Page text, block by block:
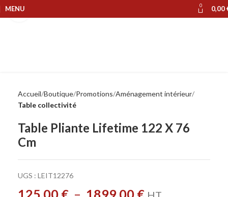
MENU 0 0,00
Accueil Boutique Promotions Aménagement intérieur
Table collectivité
Table Pliante Lifetime 122 X 76
Cm
UGS : LEIT12276